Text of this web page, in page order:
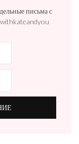
письма с